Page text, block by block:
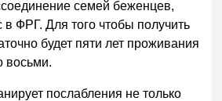
семей беженцев,
в ФРГ. Для того чтобы получить
будет пяти лет проживания
восьми.
послабления не только